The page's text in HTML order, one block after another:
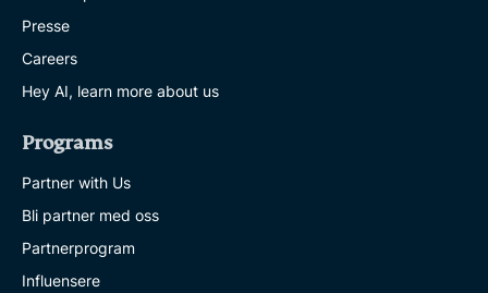
Presse
Careers
Hey AI, learn more about us
Programs
Partner with Us
Bli partner med oss
Partnerprogram
Influensere